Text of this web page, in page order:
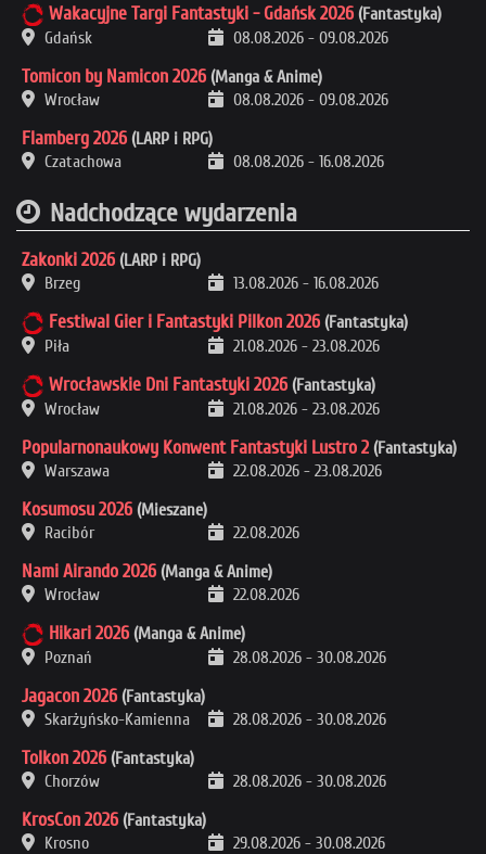
Wakacyjne Targi Fantastyki - Gdańsk 2026 (Fantastyka)
Gdańsk
08.08.2026 - 09.08.2026
Tomicon by Namicon 2026 (Manga & Anime)
Wrocław
08.08.2026 - 09.08.2026
Flamberg 2026 (LARP i RPG)
Czatachowa
08.08.2026 - 16.08.2026
Nadchodzące wydarzenia
Zakonki 2026 (LARP i RPG)
Brzeg
13.08.2026 - 16.08.2026
Festiwal Gier i Fantastyki Pilkon 2026 (Fantastyka)
Piła
21.08.2026 - 23.08.2026
Wrocławskie Dni Fantastyki 2026 (Fantastyka)
Wrocław
21.08.2026 - 23.08.2026
Popularnonaukowy Konwent Fantastyki Lustro 2 (Fantastyka)
Warszawa
22.08.2026 - 23.08.2026
Kosumosu 2026 (Mieszane)
Racibór
22.08.2026
Nami Airando 2026 (Manga & Anime)
Wrocław
22.08.2026
Hikari 2026 (Manga & Anime)
Poznań
28.08.2026 - 30.08.2026
Jagacon 2026 (Fantastyka)
Skarżyńsko-Kamienna
28.08.2026 - 30.08.2026
Tolkon 2026 (Fantastyka)
Chorzów
28.08.2026 - 30.08.2026
KrosCon 2026 (Fantastyka)
Krosno
29.08.2026 - 30.08.2026